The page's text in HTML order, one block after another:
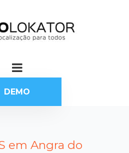
DEMO
em Angra do